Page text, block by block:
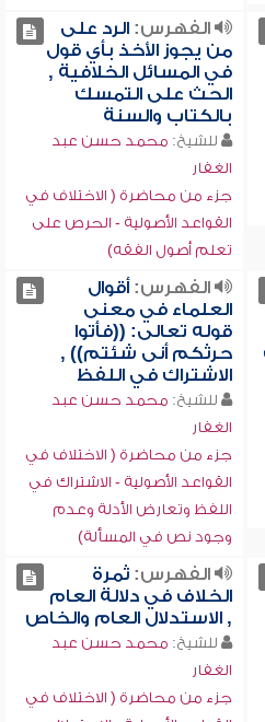
الفهرس:الرد على
من يجوز الأخذ بأي قول
في المسائل الخلافية ,
الحث على التمسك
بالكتاب والسنة
للشيخ: محمد حسن عبد
الغفار
جزء من محاضرة ( الاختلاف في
القواعد الأصولية - الحرص على
تعلم أصول الفقه)
الفهرس:أقوال
العلماء في معنى
قوله تعالى: ((فأتوا
حرثكم أنى شئتم)) ,
الاشتراك في اللفظ
للشيخ: محمد حسن عبد
الغفار
جزء من محاضرة ( الاختلاف في
القواعد الأصولية - الاشتراك في
اللفظ وتعارض الأدلة وعدم
وجود نص في المسألة)
الفهرس:ثمرة
الخلاف في دلالة العام
, الاستدلال العام والخاص
للشيخ: محمد حسن عبد
الغفار
جزء من محاضرة ( الاختلاف في